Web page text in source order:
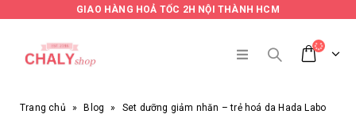
GIAO HÀNG HOẢ TỐC 2H NỘI THÀNH HCM
Trang chủ » Blog »
Set dưỡng giảm nhăn – trẻ hoá da Hada Labo